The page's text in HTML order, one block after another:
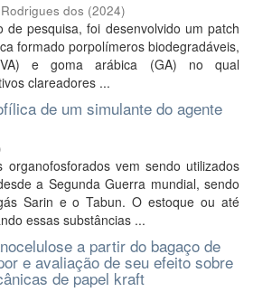
dos (2024)
de pesquisa, foi desenvolvido um patch
formado porpolímeros biodegradáveis,
e goma arábica (GA) no qual
clareadores ...
de um simulante do agente
organofosforados vem sendo utilizados
a Segunda Guerra mundial, sendo
Sarin e o Tabun. O estoque ou até
essas substâncias ...
a partir do bagaço de
e avaliação de seu efeito sobre
de papel kraft